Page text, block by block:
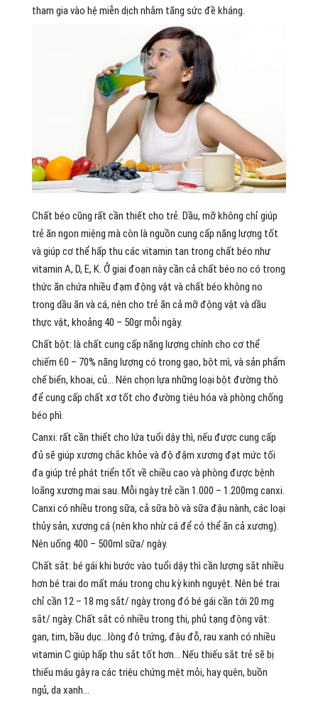
tham gia vào hệ miễn dịch nhằm tăng sức đề kháng.
Chất béo cũng rất cần thiết cho trẻ. Dầu, mỡ không chỉ giúp
trẻ ăn ngon miệng mà còn là nguồn cung cấp năng lượng tốt
và giúp cơ thể hấp thu các vitamin tan trong chất béo như
vitamin A, D, E, K. Ở giai đoạn này cần cả chất béo no có trong
thức ăn chứa nhiều đạm động vật và chất béo không no
trong dầu ăn và cá, nên cho trẻ ăn cả mỡ động vật và dầu
thực vật, khoảng 40 – 50gr mỗi ngày.
Chất bột: là chất cung cấp năng lượng chính cho cơ thể
chiếm 60 – 70% năng lượng có trong gạo, bột mì, và sản phẩm
chế biến, khoai, củ… Nên chọn lựa những loại bột đường thô
để cung cấp chất xơ tốt cho đường tiêu hóa và phòng chống
béo phì.
Canxi: rất cần thiết cho lứa tuổi dậy thì, nếu được cung cấp
đủ sẽ giúp xương chắc khỏe và độ đậm xương đạt mức tối
đa giúp trẻ phát triển tốt về chiều cao và phòng được bệnh
loãng xương mai sau. Mỗi ngày trẻ cần 1.000 – 1.200mg canxi.
Canxi có nhiều trong sữa, cả sữa bò và sữa đậu nành, các loại
thủy sản, xương cá (nên kho nhừ cá để có thể ăn cả xương).
Nên uống 400 – 500ml sữa/ ngày.
Chất sắt: bé gái khi bước vào tuổi dậy thì cần lượng sắt nhiều
hơn bé trai do mất máu trong chu kỳ kinh nguyệt. Nên bé trai
chỉ cần 12 – 18 mg sắt/ ngày trong đó bé gái cần tới 20 mg
sắt/ ngày. Chất sắt có nhiều trong thị, phủ tạng động vật:
gan, tim, bầu dục…lòng đỏ trứng, đậu đỗ, rau xanh có nhiều
vitamin C giúp hấp thu sắt tốt hơn… Nếu thiếu sắt trẻ sẽ bị
thiếu máu gây ra các triệu chứng mệt mỏi, hay quên, buồn
ngủ, da xanh…